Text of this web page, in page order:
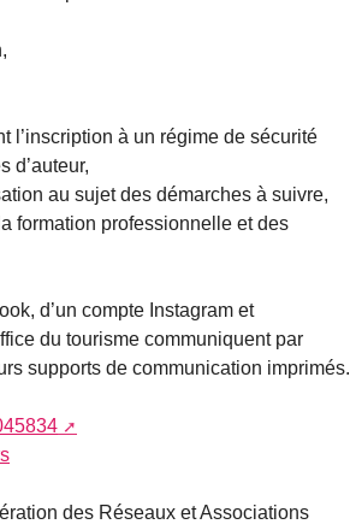
l’inscription à un régime de sécurité
d’auteur,
au sujet des démarches à suivre,
formation professionnelle et des
d’un compte Instagram et
du tourisme communiquent par
supports de communication imprimés.
des Réseaux et Associations